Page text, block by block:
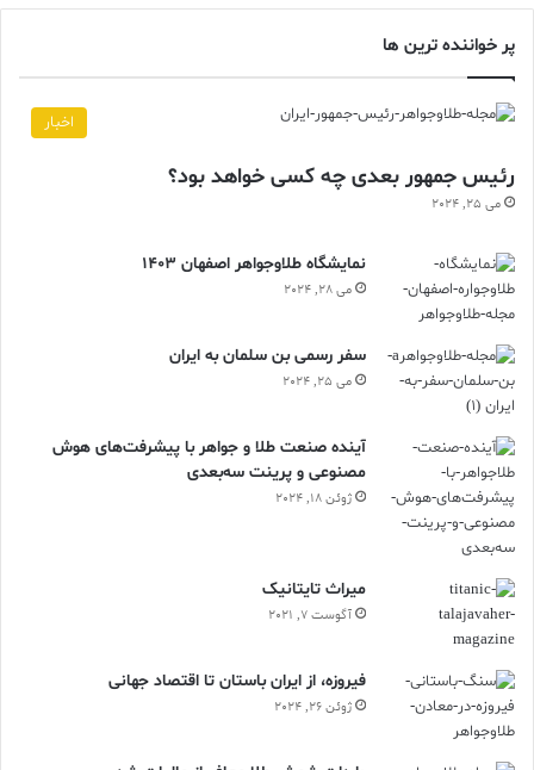
پر خواننده ترین ها
اخبار
رئیس جمهور بعدی چه کسی خواهد بود؟
می 25, 2024
نمایشگاه طلاوجواهر اصفهان 1403
می 28, 2024
سفر رسمی بن سلمان به ایران
می 25, 2024
آینده صنعت طلا و جواهر با پیشرفت‌های هوش
مصنوعی و پرینت سه‌بعدی
ژوئن 18, 2024
ميراث تايتانيک
آگوست 7, 2021
فیروزه، از ایران باستان تا اقتصاد جهانی
ژوئن 26, 2024